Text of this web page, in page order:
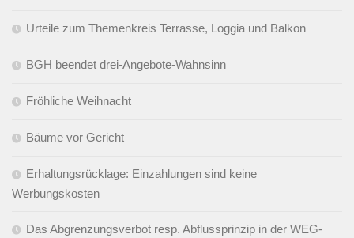
Urteile zum Themenkreis Terrasse, Loggia und Balkon
BGH beendet drei-Angebote-Wahnsinn
Fröhliche Weihnacht
Bäume vor Gericht
Erhaltungsrücklage: Einzahlungen sind keine
Werbungskosten
Das Abgrenzungsverbot resp. Abflussprinzip in der WEG-